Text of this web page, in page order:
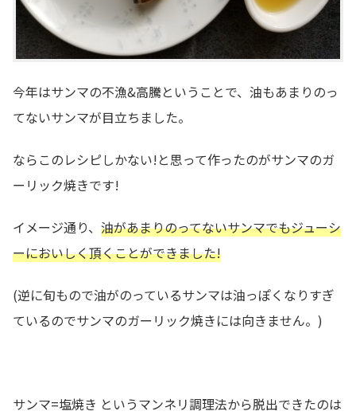
今年はサンマの不漁&高騰ということで、油もあまりのっ
てないサンマが目立ちました。
ならこのレシピしかない!と思って作ったのがサンマのガ
ーリック焼きです!
イメージ通り、 油があまりのってないサンマでもジューシ
ーにおいしく頂くことができました!
(逆に旬もので油がのっているサンマは油っぽくなりすぎ
ているのでサンマのガーリック焼きには向きません。)
サンマ=塩焼き というマンネリ調理法から脱出できたのは